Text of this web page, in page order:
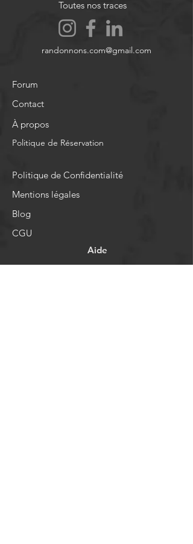
Toutes nos traces
randonnons.com@gmail.com
Forum
Contact
À propos
Politique de Réservation
Politique de Confidentialité
Mentions légales
Blog
CGU
Aide